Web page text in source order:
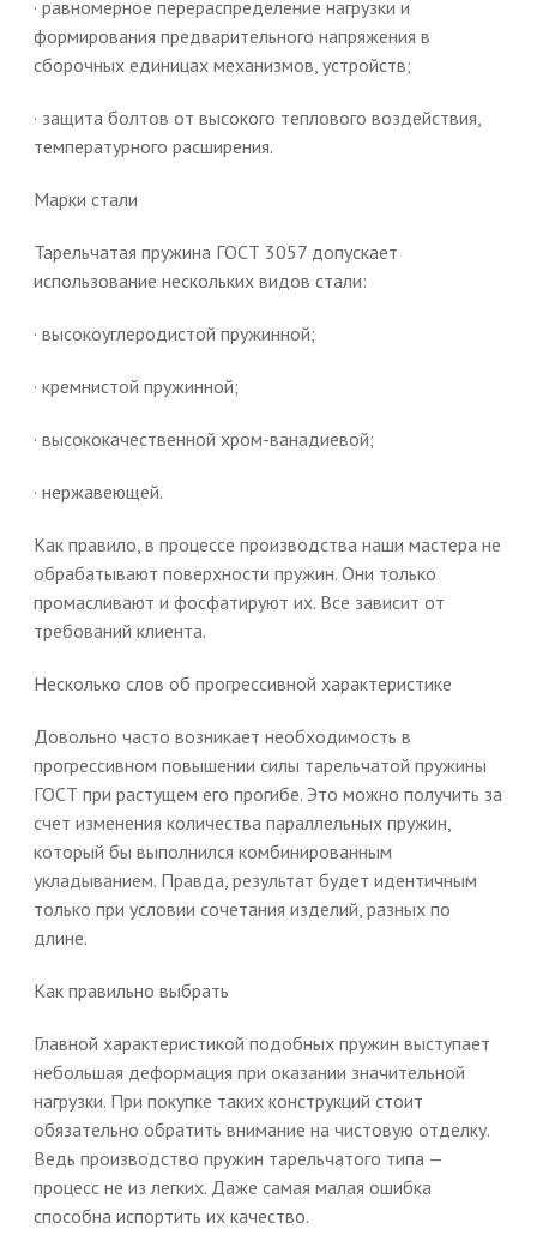
· равномерное перераспределение нагрузки и
формирования предварительного напряжения в
сборочных единицах механизмов, устройств;
· защита болтов от высокого теплового воздействия,
температурного расширения.
Марки стали
Тарельчатая пружина ГОСТ 3057 допускает
использование нескольких видов стали:
· высокоуглеродистой пружинной;
· кремнистой пружинной;
· высококачественной хром-ванадиевой;
· нержавеющей.
Как правило, в процессе производства наши мастера не
обрабатывают поверхности пружин. Они только
промасливают и фосфатируют их. Все зависит от
требований клиента.
Несколько слов об прогрессивной характеристике
Довольно часто возникает необходимость в
прогрессивном повышении силы тарельчатой пружины
ГОСТ при растущем его прогибе. Это можно получить за
счет изменения количества параллельных пружин,
который бы выполнился комбинированным
укладыванием. Правда, результат будет идентичным
только при условии сочетания изделий, разных по
длине.
Как правильно выбрать
Главной характеристикой подобных пружин выступает
небольшая деформация при оказании значительной
нагрузки. При покупке таких конструкций стоит
обязательно обратить внимание на чистовую отделку.
Ведь производство пружин тарельчатого типа —
процесс не из легких. Даже самая малая ошибка
способна испортить их качество.